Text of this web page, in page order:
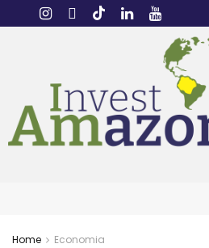
Home Economia